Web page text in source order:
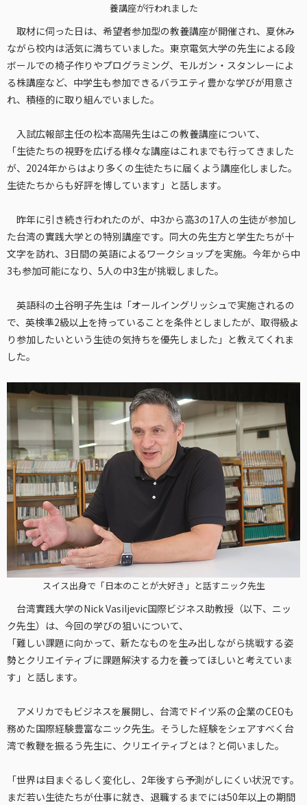
養講座が行われました
取材に伺った日は、希望者参加型の教養講座が開催され、夏休み
ながら校内は活気に満ちていました。東京電気大学の先生による段
ボールでの椅子作りやプログラミング、モルガン・スタンレーによ
る株講座など、中学生も参加できるバラエティ豊かな学びが用意さ
れ、積極的に取り組んでいました。
入試広報部主任の松本高陽先生はこの教養講座について、
「生徒たちの視野を広げる様々な講座はこれまでも行ってきました
が、2024年からはより多くの生徒たちに届くよう講座化しました。
生徒たちからも好評を博しています」と話します。
昨年に引き続き行われたのが、中3から高3の17人の生徒が参加し
た台湾の實践大学との特別講座です。同大の先生方と学生たちが十
文字を訪れ、3日間の英語によるワークショップを実施。今年から中
3も参加可能になり、5人の中3生が挑戦しました。
英語科の土谷明子先生は「オールイングリッシュで実施されるの
で、英検準2級以上を持っていることを条件としましたが、取得級よ
り参加したいという生徒の気持ちを優先しました」と教えてくれま
した。
スイス出身で「日本のことが大好き」と話すニック先生
台湾實践大学のNick Vasiljevic国際ビジネス助教授（以下、ニッ
ク先生）は、今回の学びの狙いについて、
「難しい課題に向かって、新たなものを生み出しながら挑戦する姿
勢とクリエイティブに課題解決する力を養ってほしいと考えていま
す」と話します。
アメリカでもビジネスを展開し、台湾でドイツ系の企業のCEOも
務めた国際経験豊富なニック先生。そうした経験をシェアすべく台
湾で教鞭を振るう先生に、クリエイティブとは？と伺いました。
「世界は目まぐるしく変化し、2年後すら予測がしにくい状況です。
まだ若い生徒たちが仕事に就き、退職するまでには50年以上の期間